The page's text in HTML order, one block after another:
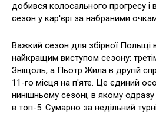
добився колосального прогресу і
сезон у кар'єрі за набраними
Важкий сезон для збірної Польщі
найкращим виступом сезону:
Зніщоль, а Пьотр Жила в другій
11-го місця на п'яте. Це єдиний
нинішньому сезоні, в якому
в топ-5. Сумарно за недільний